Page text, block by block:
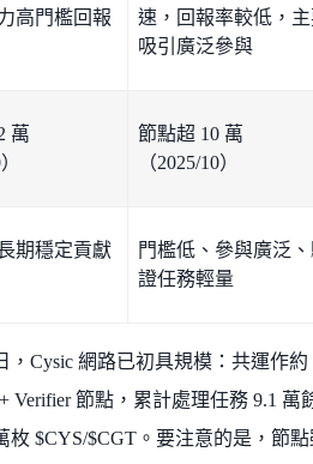
高門檻回報
速，回報率較低，
吸引廣泛參與
萬
節點超 10 萬
（2025/10）
期穩定貢獻
門檻低、參與廣泛
證任務輕量
，Cysic 網路已初具規模：共運作約
Verifier 節點，累計處理任務 9.1 萬
枚 $CYS/$CGT。要注意的是，節